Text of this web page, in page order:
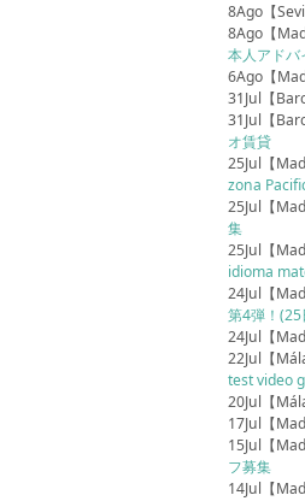
8Ago【
8Ago【
本人アド
6Ago【
31Jul【
31Jul【
オ賃貸
25Jul【
zona
25Jul【
集
25Jul【
idioma
24Jul【
第4弾！
24Jul【
22Jul【
test video
20Jul【
17Jul【
15Jul【
フ募集
14Jul【